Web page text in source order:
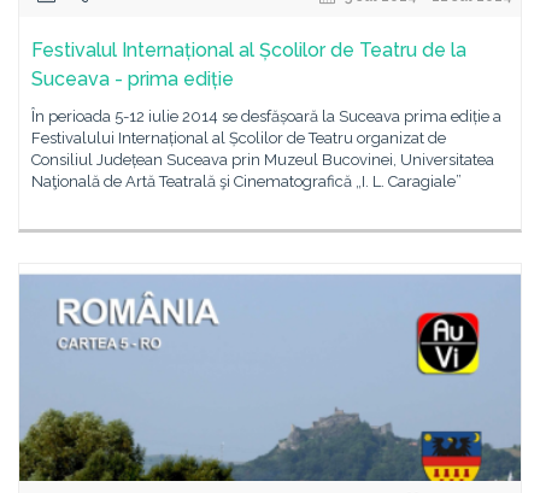
Festivalul Internațional al Școlilor de Teatru de la
Suceava - prima ediție
În perioada 5-12 iulie 2014 se desfășoară la Suceava prima ediție a
Festivalului Internațional al Școlilor de Teatru organizat de
Consiliul Județean Suceava prin Muzeul Bucovinei, Universitatea
Naţională de Artă Teatrală şi Cinematografică „I. L. Caragiale”